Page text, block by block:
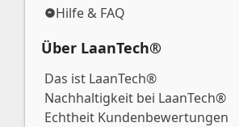
Hilfe & FAQ
Über LaanTech®
Das ist LaanTech®
Nachhaltigkeit bei LaanTech®
Echtheit Kundenbewertungen